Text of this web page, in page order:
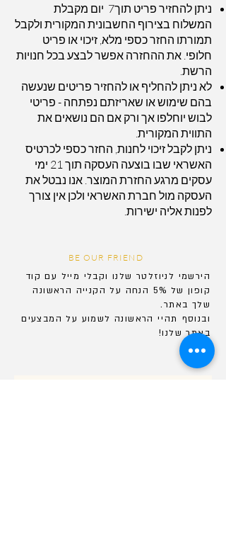
ניתן להחזיר פריט תוך7 יום מקבלת
המשלוח בצירוף החשבונית המקורית ולקבל
תמורתו החזר כספי מלא, זיכוי או פריט
חלופי. את ההחזרה אפשר לבצע בכל חנויות
הרשת.
לא ניתן להחליף או להחזיר פריטים שנעשה
בהם שימוש או שאריזתם נפתחה - פריטי
לבוש יוחלפו אך ורק אם הם נושאים את
התווית המקורית.
ניתן לקבל זיכוי לחנות, החזר כספי לכרטיס
האשראי שבו בוצעה העסקה תוך 21 ימי
עסקים מרגע החזרת המוצר. אנו נבטל את
העסקה מול חברת האשראי ולכן אין צורך
לפנות אליה ישירות.
BE OUR FRIEND
הירשמי לניוזלטר שלנו וקבלי מייל עם קוד
קופון של 5% הנחה על הקנייה הראשונה
שלך באתר.
ובנוסף תהייהראשונה לשמוע על המבצעים
באתר שלנו!